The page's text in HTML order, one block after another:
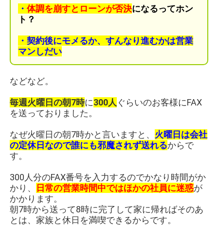
・ 体調を崩すとローンが否決になるってホン
ト？
・契約後にモメるか、すんなり進むかは営業
マンしだい
などなど。
毎週火曜日の朝7時に300人 ぐらいのお客様にFAX
を送っておりました。
なぜ火曜日の朝7時かと言いますと、 火曜日は会社
の定休日なので誰にも邪魔されず送れるからで
す。
300人分のFAX番号を入力するのでかなり時間がか
かり、
日常の営業時間中ではほかの社員に迷惑が
かかります。
朝7時から送って8時に完了して家に帰ればそのあ
とは、家族と休日を満喫できるからです。